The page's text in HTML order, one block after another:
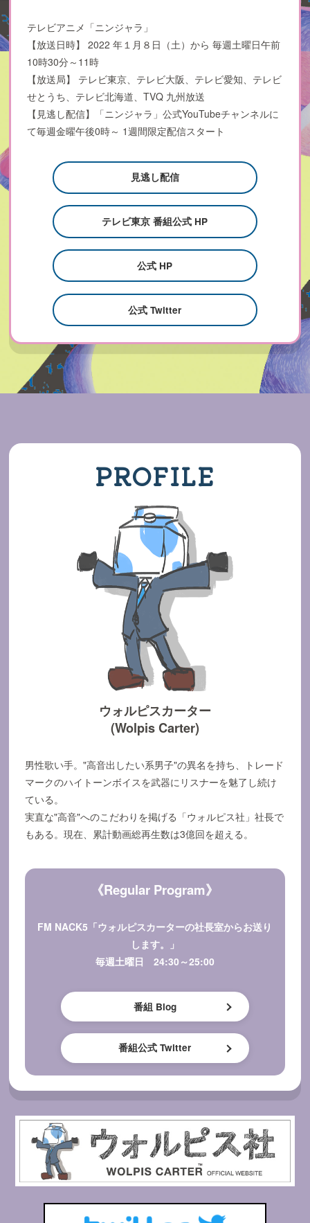
テレビアニメ「ニンジャラ」
【放送日時】 2022 年１月８日（土）から 毎週土曜日午前
10時30分～11時
【放送局】 テレビ東京、テレビ大阪、テレビ愛知、テレビ
せとうち、テレビ北海道、TVQ 九州放送
【見逃し配信】「ニンジャラ」公式YouTubeチャンネルに
て毎週金曜午後0時～ 1週間限定配信スタート
見逃し配信
テレビ東京 番組公式 HP
公式 HP
公式 Twitter
PROFILE
ウォルピスカーター
(Wolpis Carter)
男性歌い手。"高音出したい系男子"の異名を持ち、トレード
マークのハイトーンボイスを武器にリスナーを魅了し続け
ている。
実直な"高音"へのこだわりを掲げる「ウォルピス社」社長で
もある。現在、累計動画総再生数は3億回を超える。
《Regular Program》
FM NACK5「ウォルピスカーターの社長室からお送り
します。」
毎週土曜日 24:30～25:00
番組 Blog
番組公式 Twitter